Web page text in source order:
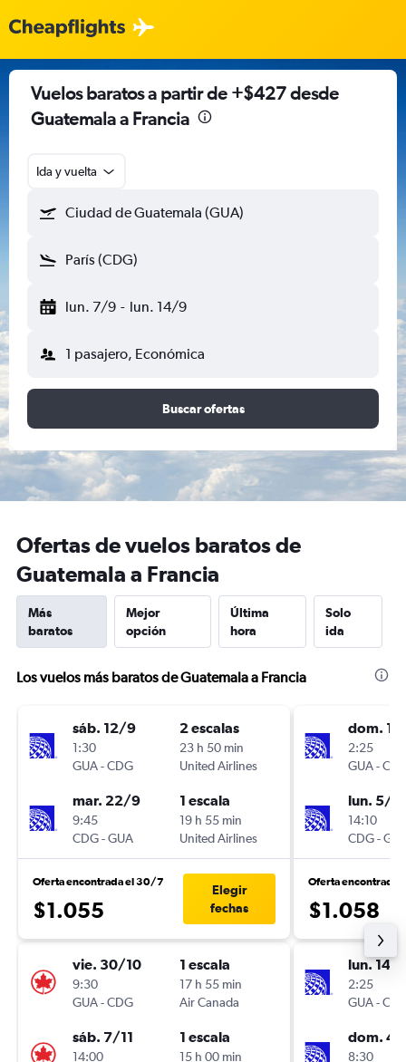
Vuelos baratos a partir de +$427 desde
Guatemala a Francia
Ida y vuelta
Ciudad de Guatemala (GUA)
París (CDG)
lun. 7/9 - lun. 14/9
1 pasajero, Económica
Buscar ofertas
Ofertas de vuelos baratos de
Guatemala a Francia
Más
baratos
Mejor
opción
Última
hora
Solo
ida
Los vuelos más baratos de Guatemala a Francia
sáb. 12/9
1:30
GUA-CDG
2 escalas
23 h 50 min
United Airlines
mar. 22/9
9:45
CDG-GUA
1 escala
19 h 55 min
United Airlines
Oferta encontrada el 30/7
$1.055
Elegir
fechas
vie. 30/10
9:30
GUA-CDG
1 escala
17 h 55 min
Air Canada
sáb. 7/11
14:00
1 escala
15 h 00 min
dom.
2:25
GUA-
lun. 5/
14:10
CDG-
Oferta encontrada
$1.058
lun. 14/
2:25
GUA-
dom. 4/
8:30